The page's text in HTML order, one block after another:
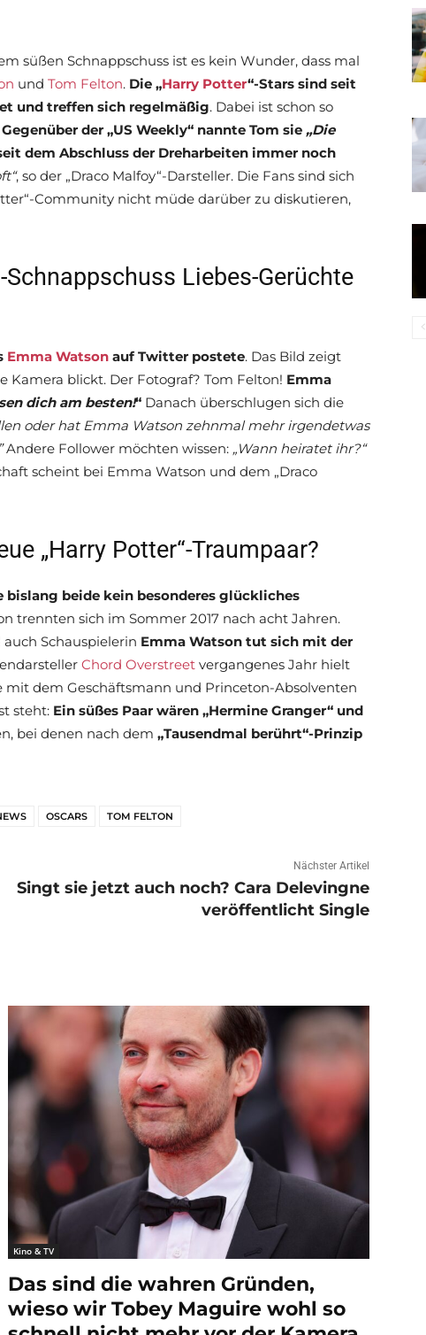
süßen Schnappschuss ist es kein Wunder, dass mal
und Tom Felton. Die „Harry Potter“-Stars sind seit
und treffen sich regelmäßig. Dabei ist schon so
Gegenüber der „US Weekly“ nannte Tom sie „Die
dem Abschluss der Dreharbeiten immer noch
, so der „Draco Malfoy“-Darsteller. Die Fans sind sich
Community nicht müde darüber zu diskutieren,
Liebes-Gerüchte
Emma Watson auf Twitter postete. Das Bild zeigt
Kamera blickt. Der Fotograf? Tom Felton! Emma
dich am besten!“ Danach überschlugen sich die
oder hat Emma Watson zehnmal mehr irgendetwas
Andere Follower möchten wissen: „Wann heiratet ihr?“
scheint bei Emma Watson und dem „Draco
„Harry Potter“-Traumpaar?
bislang beide kein besonderes glückliches
trennten sich im Sommer 2017 nach acht Jahren.
Schauspielerin Emma Watson tut sich mit der
Chord Overstreet vergangenes Jahr hielt
dem Geschäftsmann und Princeton-Absolventen
steht: Ein süßes Paar wären „Hermine Granger“ und
bei denen nach dem „Tausendmal berührt“-Prinzip
OSCARS TOM FELTON
Nächster Artikel
Singt sie jetzt auch noch? Cara Delevingne
veröffentlicht Single
Kino & TV
Das sind die wahren Gründen,
wieso wir Tobey Maguire wohl so